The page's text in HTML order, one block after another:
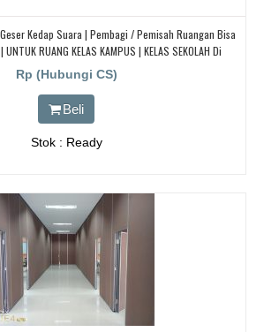
Kedap Suara | Pembagi / Pemisah Ruangan Bisa
RUANG KELAS KAMPUS | KELAS SEKOLAH Di
JAKARTA, BEKASI, TANGERANG
Rp (Hubungi CS)
Beli
Stok : Ready